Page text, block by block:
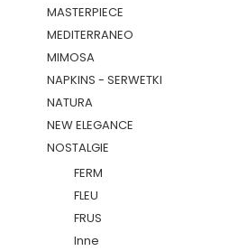
MASTERPIECE
MEDITERRANEO
MIMOSA
NAPKINS - SERWETKI
NATURA
NEW ELEGANCE
NOSTALGIE
FERM
FLEU
FRUS
Inne